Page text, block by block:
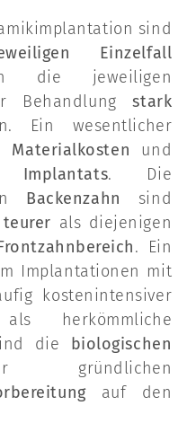
sind
Einzelfall
jeweiligen
Behandlungstark
Ein wesentlicher
Materialkosten und
Implantats. Die
Backenzahn
sind
teurer als diejenigen
. Ein
Implantationen mit
kostenintensiver
herkömmliche
die
biologischen
auf den